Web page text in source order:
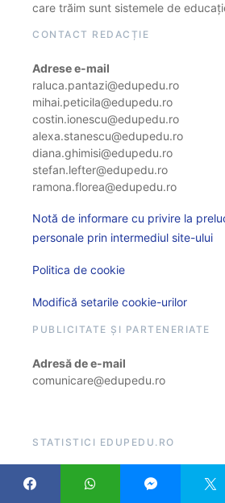
care trăim sunt sistemele de
CONTACT REDACȚIE
Adrese e-mail
raluca.pantazi@edupedu.ro
mihai.peticila@edupedu.ro
costin.ionescu@edupedu.ro
alexa.stanescu@edupedu.ro
diana.ghimisi@edupedu.ro
stefan.lefter@edupedu.ro
ramona.florea@edupedu.ro
Notă de informare cu privire la
personale prin intermediul site-ului
Politica de cookie
Modifică setarile cookie-urilor
PUBLICITATE ȘI PARTENERIATE
Adresă de e-mail
comunicare@edupedu.ro
STATISTICI EDUPEDU.RO
466.446.928 vizite